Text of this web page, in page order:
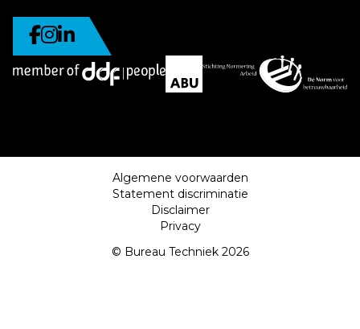
Algemene voorwaarden
Statement discriminatie
Disclaimer
Privacy
© Bureau Techniek 2026